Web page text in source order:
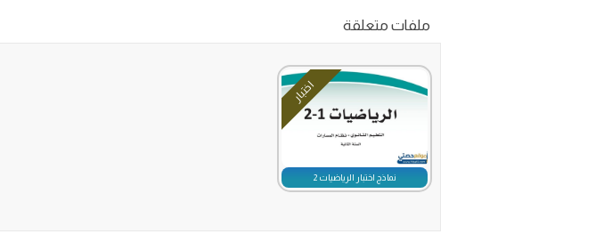
ملفات متعلقة
اختبار
نماذج اختبار الرياضيات 2